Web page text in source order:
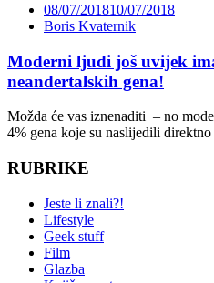
08/07/201810/07/2018
Boris Kvaternik
Moderni ljudi još uvijek
neandertalskih gena!
Možda će vas iznenaditi – no
4% gena koje su naslijedili direktno
RUBRIKE
Jeste li znali?!
Lifestyle
Geek stuff
Film
Glazba